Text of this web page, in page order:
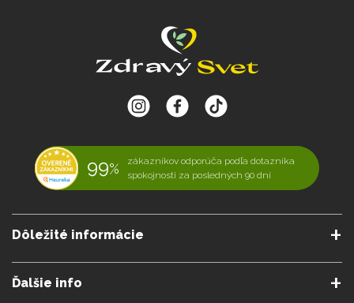
99%
zákazníkov odporúča podľa dotazníka
spokojnosti za posledných 90 dní
Dôležité informácie
Ďalšie info